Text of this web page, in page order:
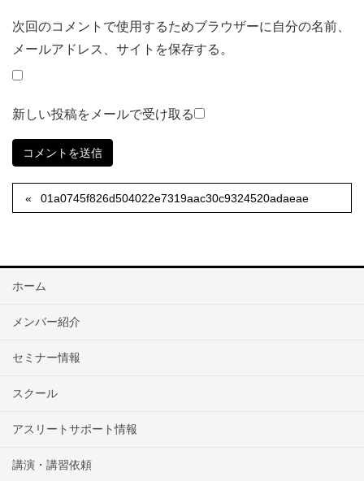
次回のコメントで使用するためブラウザーに自分の名前、
メールアドレス、サイトを保存する。
新しい投稿をメールで受け取る
01a0745f826d504022e7319aac30c9324520adaeae
ホーム
メンバー紹介
セミナー情報
スクール
アスリートサポート情報
講演・講習依頼